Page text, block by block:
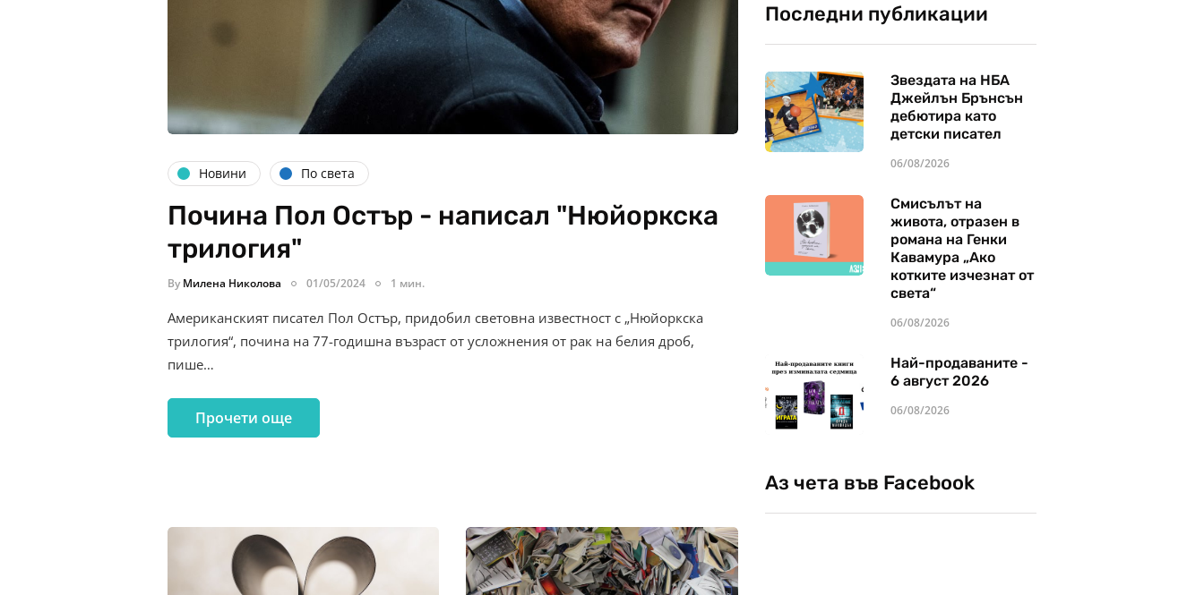
Новини По света
Почина Пол Остър - написал "Нюйоркска
трилогия"
By Милена Николова 01/05/2024 1 мин.
Американският писател Пол Остър, придобил световна известност с „Нюйоркска
трилогия“, почина на 77-годишна възраст от усложнения от рак на белия дроб,
пише…
Прочети още
Последни публикации
Звездата на НБА
Джейлън Брънсън
дебютира като
детски писател
06/08/2026
Смисълът на
живота, отразен в
романа на Генки
Кавамура „Ако
котките изчезнат от
света“
06/08/2026
Най-продаваните -
6 август 2026
06/08/2026
Аз чета във Facebook